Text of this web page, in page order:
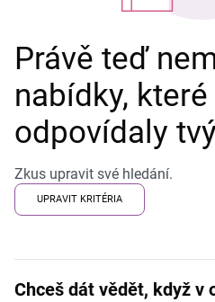
Právě teď
nabídky, které
odpovídaly
Zkus upravit své hledání.
UPRAVIT KRITÉRIA
Chceš dát vědět, když v